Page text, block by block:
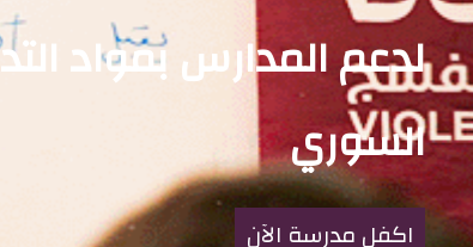
لدعم المدارس بمواد
السوري
اكفل مدرسة الآن